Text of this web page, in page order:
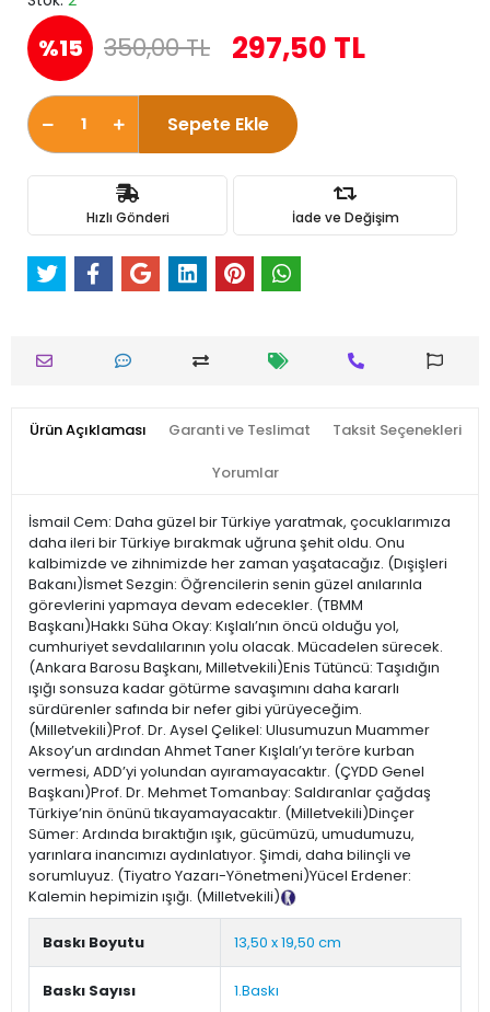
%15 350,00 TL 297,50 TL
Sepete Ekle
Hızlı Gönderi İade ve Değişim
Ürün Açıklaması Garanti ve Teslimat Taksit Seçenekleri
Yorumlar
İsmail Cem: Daha güzel bir Türkiye yaratmak, çocuklarımıza
daha ileri bir Türkiye bırakmak uğruna şehit oldu. Onu
kalbimizde ve zihnimizde her zaman yaşatacağız. (Dışişleri
Bakanı)İsmet Sezgin: Öğrencilerin senin güzel anılarınla
görevlerini yapmaya devam edecekler. (TBMM
Başkanı)Hakkı Süha Okay: Kışlalı’nın öncü olduğu yol,
cumhuriyet sevdalılarının yolu olacak. Mücadelen sürecek.
(Ankara Barosu Başkanı, Milletvekili)Enis Tütüncü: Taşıdığın
ışığı sonsuza kadar götürme savaşımını daha kararlı
sürdürenler safında bir nefer gibi yürüyeceğim.
(Milletvekili)Prof. Dr. Aysel Çelikel: Ulusumuzun Muammer
Aksoy’un ardından Ahmet Taner Kışlalı’yı teröre kurban
vermesi, ADD’yi yolundan ayıramayacaktır. (ÇYDD Genel
Başkanı)Prof. Dr. Mehmet Tomanbay: Saldıranlar çağdaş
Türkiye’nin önünü tıkayamayacaktır. (Milletvekili)Dinçer
Sümer: Ardında bıraktığın ışık, gücümüzü, umudumuzu,
yarınlara inancımızı aydınlatıyor. Şimdi, daha bilinçli ve
sorumluyuz. (Tiyatro Yazarı-Yönetmeni)Yücel Erdener:
Kalemin hepimizin ışığı. (Milletvekili)
Baskı Boyutu 13,50 x 19,50 cm
Baskı Sayısı 1.Baskı